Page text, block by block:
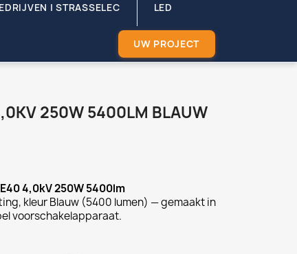
| STRASSELEC LED
UW PROJECT
250W 5400LM BLAUW
4,0kV 250W 5400lm
kleur Blauw (5400 lumen) — gemaakt in
voorschakelapparaat.